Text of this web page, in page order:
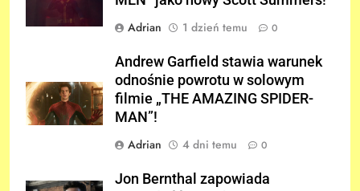
Adrian
1 dzień temu 0
Andrew Garfield stawia warunek
odnośnie powrotu w solowym
filmie „THE AMAZING SPIDER-
MAN”!
Adrian
4 dni temu 0
Jon Bernthal zapowiada